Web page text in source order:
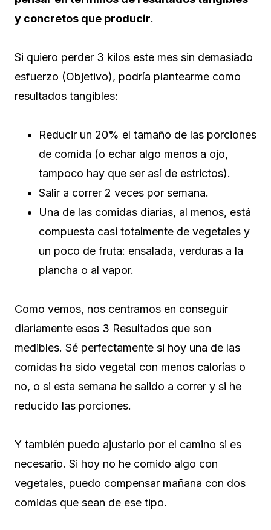
y concretos que producir.
Si quiero perder 3 kilos este mes sin demasiado
esfuerzo (Objetivo), podría plantearme como
resultados tangibles:
Reducir un 20% el tamaño de las porciones
de comida (o echar algo menos a ojo,
tampoco hay que ser así de estrictos).
Salir a correr 2 veces por semana.
Una de las comidas diarias, al menos, está
compuesta casi totalmente de vegetales y
un poco de fruta: ensalada, verduras a la
plancha o al vapor.
Como vemos, nos centramos en conseguir
diariamente esos 3 Resultados que son
medibles. Sé perfectamente si hoy una de las
comidas ha sido vegetal con menos calorías o
no, o si esta semana he salido a correr y si he
reducido las porciones.
Y también puedo ajustarlo por el camino si es
necesario. Si hoy no he comido algo con
vegetales, puedo compensar mañana con dos
comidas que sean de ese tipo.